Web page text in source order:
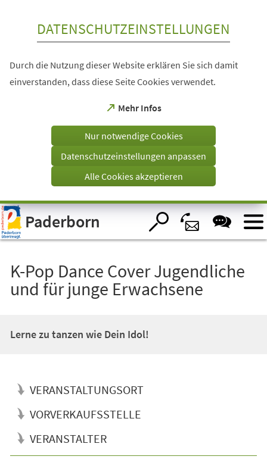
Visuelle
Assistenzsoftware
öffnen.
DATENSCHUTZEINSTELLUNGEN
Durch die Nutzung dieser Website erklären Sie sich damit
einverstanden, dass diese Seite Cookies verwendet.
Mehr Infos
(Öffnet
einem
Tab)
Nur notwendige Cookies
Datenschutzeinstellungen anpassen
Alle Cookies akzeptieren
Paderborn
K-Pop Dance Cover Jugendliche
und für junge Erwachsene
Lerne zu tanzen wie Dein Idol!
VERANSTALTUNGSORT
VORVERKAUFSSTELLE
VERANSTALTER